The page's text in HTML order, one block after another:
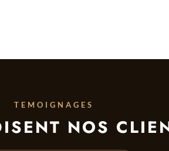
TEMOIGNAGES
NOS